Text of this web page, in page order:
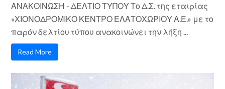
ΑΝΑΚΟΙΝΩΣΗ - ΔΕΛΤΙΟ ΤΥΠΟΥ Το Δ.Σ. της εταιρίας
«ΧΙΟΝΟΔΡΟΜΙΚΟ ΚΕΝΤΡΟ ΕΛΑΤΟΧΩΡΙΟΥ Α.Ε.» με το
παρόν δελτίου τύπου ανακοινώνει την λήξη ...
Read More